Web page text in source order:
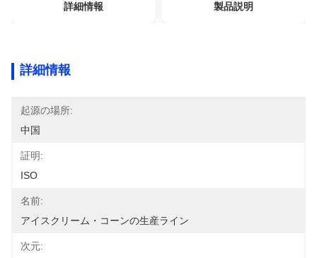
詳細情報 製品説明
詳細情報
起源の場所:
中国
証明:
ISO
名前:
アイスクリーム・コーンの生産ライン
次元: